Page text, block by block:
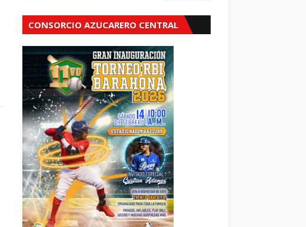
CONSORCIO AZUCARERO CENTRAL